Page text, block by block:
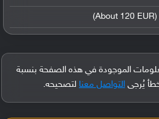
الموجودة في هذه الصفحة بنسبة
التواصل معنا لتصحيحه.